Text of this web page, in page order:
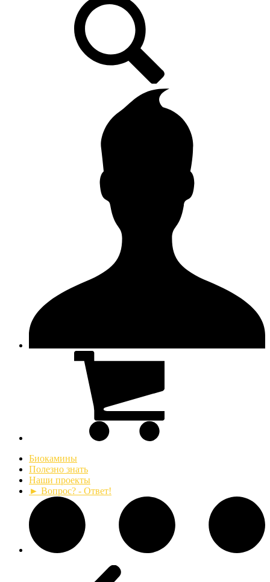
Биокамины
Полезно знать
Наши проекты
► Вопрос? - Ответ!